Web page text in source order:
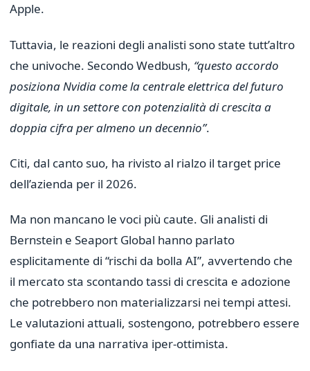
Apple.
Tuttavia, le reazioni degli analisti sono state tutt’altro
che univoche. Secondo Wedbush, “questo accordo
posiziona Nvidia come la centrale elettrica del futuro
digitale, in un settore con potenzialità di crescita a
doppia cifra per almeno un decennio”.
Citi, dal canto suo, ha rivisto al rialzo il target price
dell’azienda per il 2026.
Ma non mancano le voci più caute. Gli analisti di
Bernstein e Seaport Global hanno parlato
esplicitamente di “rischi da bolla AI”, avvertendo che
il mercato sta scontando tassi di crescita e adozione
che potrebbero non materializzarsi nei tempi attesi.
Le valutazioni attuali, sostengono, potrebbero essere
gonfiate da una narrativa iper-ottimista.